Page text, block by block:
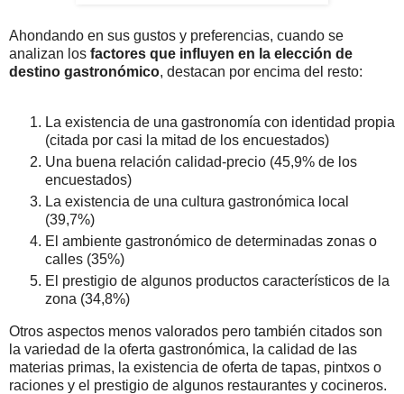
Ahondando en sus gustos y preferencias, cuando se
analizan los factores que influyen en la elección de
destino gastronómico, destacan por encima del resto:
La existencia de una gastronomía con identidad propia
(citada por casi la mitad de los encuestados)
Una buena relación calidad-precio (45,9% de los
encuestados)
La existencia de una cultura gastronómica local
(39,7%)
El ambiente gastronómico de determinadas zonas o
calles (35%)
El prestigio de algunos productos característicos de la
zona (34,8%)
Otros aspectos menos valorados pero también citados son
la variedad de la oferta gastronómica, la calidad de las
materias primas, la existencia de oferta de tapas, pintxos o
raciones y el prestigio de algunos restaurantes y cocineros.